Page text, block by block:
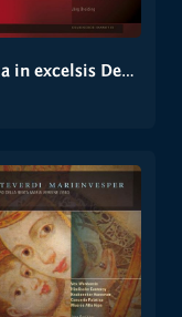
Gloria in excelsis Deo: Knabenchor Hannover